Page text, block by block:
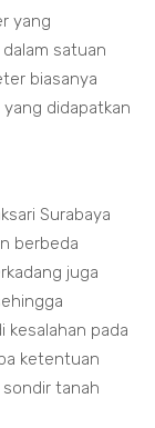
yang
satuan
biasanya
yang didapatkan
Surabaya
berbeda
juga
kesalahan pada
ketentuan
tanah